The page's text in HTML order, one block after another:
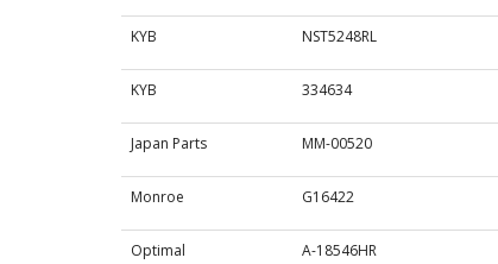
KYB NST5248RL
KYB 334634
Japan Parts MM-00520
Monroe G16422
Optimal A-18546HR